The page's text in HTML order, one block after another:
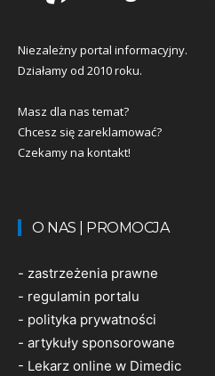
Niezależny portal informacyjny.
Działamy od 2010 roku.
Masz dla nas temat?
Chcesz się zareklamować?
Czekamy na kontakt!
O NAS | PROMOCJA
- zastrzeżenia prawne
- regulamin portalu
- polityka prywatności
- artykuły sponsorowane
- Lekarz online w Dimedic